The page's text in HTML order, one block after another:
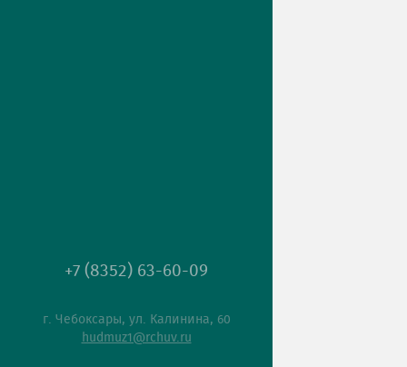
+7 (8352) 63-60-09
г. Чебоксары, ул. Калинина, 60
hudmuz1@rchuv.ru